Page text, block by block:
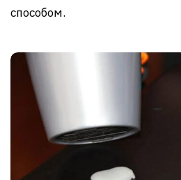
способом.